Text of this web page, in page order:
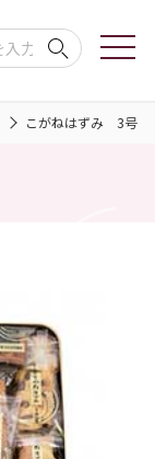
こがねはずみ 3号